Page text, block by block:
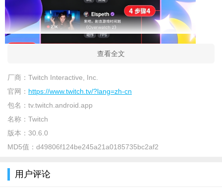
主要功能特点
海量直播内容：涵盖各类游戏、电竞赛事、音乐表演、创意
查看全文
厂商： Twitch Interactive, Inc.
官网： https://www.twitch.tv/?lang=zh-cn
包名： tv.twitch.android.app
名称： Twitch
版本： 30.6.0
MD5值： d49806f124be245a21a0185735bc2af2
用户评论